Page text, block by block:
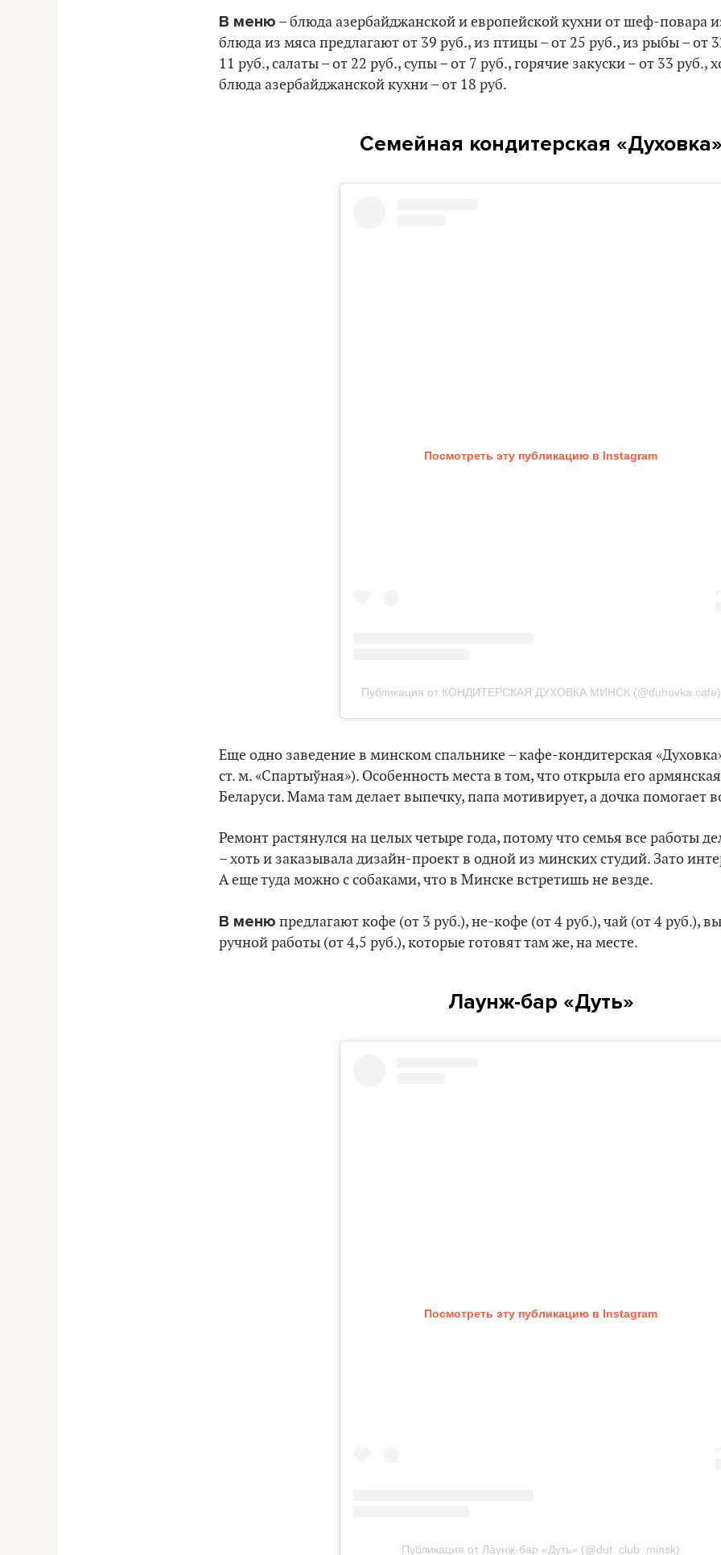
В меню – блюда азербайджанской и европейской кухни от шеф-повара
блюда из мяса предлагают от 39 руб., из птицы – от 25 руб., из рыбы – от
11 руб., салаты – от 22 руб., супы – от 7 руб., горячие закуски – от 33 руб.,
блюда азербайджанской кухни – от 18 руб.
Семейная кондитерская
Посмотреть эту публикацию в Instagram
Публикация от КОНДИТЕРСКАЯ ДУХОВКА МИНСК (@duhovka.cafe)
Еще одно заведение в минском спальнике – кафе-кондитерская
ст. м. «Спартыўная»). Особенность места в том, что открыла его
Беларуси. Мама там делает выпечку, папа мотивирует, а дочка помогает
Ремонт растянулся на целых четыре года, потому что семья все работы
– хоть и заказывала дизайн-проект в одной из минских студий. Зато
А еще туда можно с собаками, что в Минске встретишь не везде.
В меню предлагают кофе (от 3 руб.), не-кофе (от 4 руб.), чай (от 4 руб.),
ручной работы (от 4,5 руб.), которые готовят там же, на месте.
Лаунж-бар «Дуть»
Посмотреть эту публикацию в Instagram
Публикация от Лаунж-бар «Дуть» (@dut_club_minsk)